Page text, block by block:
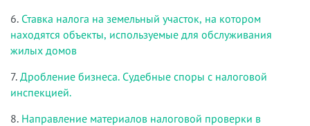
6. Ставка налога на земельный участок, на котором
находятся объекты, используемые для обслуживания
жилых домов
7. Дробление бизнеса. Судебные споры с налоговой
инспекцией.
8. Направление материалов налоговой проверки в